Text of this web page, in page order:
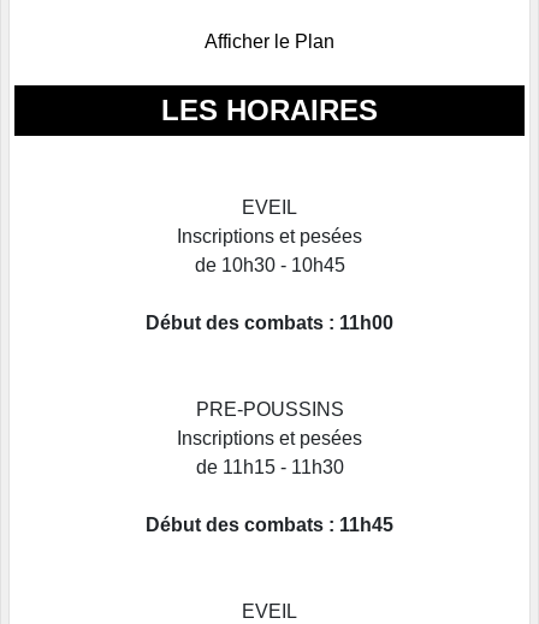
Afficher le Plan
LES HORAIRES
EVEIL
Inscriptions et pesées
de 10h30 - 10h45
Début des combats : 11h00
PRE-POUSSINS
Inscriptions et pesées
de 11h15 - 11h30
Début des combats : 11h45
EVEIL